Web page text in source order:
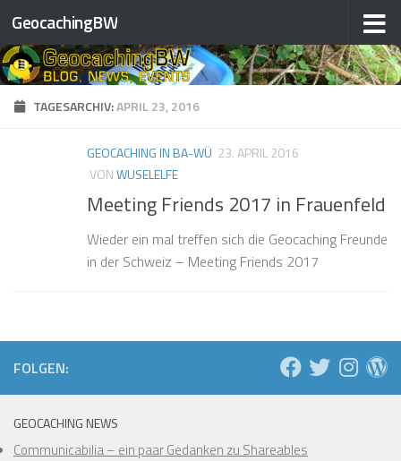
Zum Inhalt springen
GeocachingBW
TAGESARCHIV:APRIL 23, 2016
GEOCACHING IN BA-WÜ 23. APRIL 2016
VONWUSELELFE
Meeting Friends 2017 in Frauenfeld
Wieder ein mal treffen sich die Geocaching Freunde
in der Schweiz – Meeting Friends 2017
FOLGEN:
GEOCACHING NEWS
Communicabilia – ein paar Gedanken zu Shareables